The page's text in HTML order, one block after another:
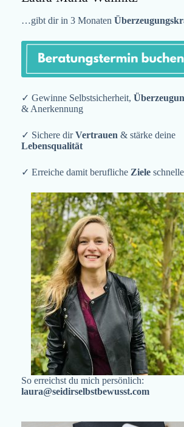
…gibt dir in 3 Monaten
✓ Gewinne Selbstsicherheit,
& Anerkennung
✓ Sichere dirVertrauen & stärke deine
Lebensqualität
✓ Erreiche damit berufliche Ziele
So erreichst du mich persönlich:
laura@seidirselbstbewusst.com